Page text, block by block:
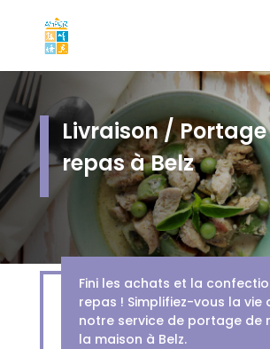
Livraison /
repas à Belz
Fini les achats et la
repas ! Simplifiez-vous la vie
notre service de portage de
la maison à Belz.